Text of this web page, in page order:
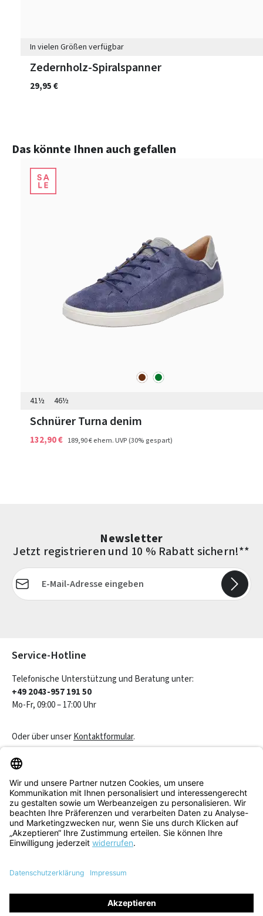
In vielen Größen verfügbar
Zedernholz-Spiralspanner
29,95 €
Produktgalerie überspringen
Das könnte Ihnen auch gefallen
braungrün
41½ 46½
Schnürer Turna denim
132,90 € 189,90 €ehem. UVP(30% gespart)
Newsletter
Jetzt registrieren und 10 % Rabatt sichern!**
E-Mail-Adresse*
Service-Hotline
Telefonische Unterstützung und Beratung unter:
+49 2043-957 191 50
Mo-Fr, 09:00 – 17:00 Uhr
Oder über unserKontaktformular.
Service & Beratung
Informationen